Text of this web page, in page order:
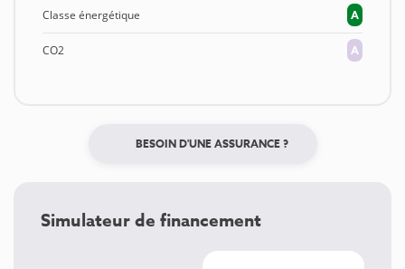
Classe énergétique A
CO2 A
BESOIN D'UNE ASSURANCE ?
Simulateur de financement